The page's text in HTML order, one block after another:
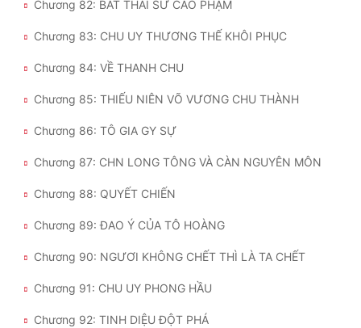
Chương 82: BẮT THÁI SƯ CAO PHẠM
Chương 83: CHU UY THƯƠNG THẾ KHÔI PHỤC
Chương 84: VỀ THANH CHU
Chương 85: THIẾU NIÊN VÕ VƯƠNG CHU THÀNH
Chương 86: TÔ GIA GY SỰ
Chương 87: CHN LONG TÔNG VÀ CÀN NGUYÊN MÔN
Chương 88: QUYẾT CHIẾN
Chương 89: ĐAO Ý CỦA TÔ HOÀNG
Chương 90: NGƯƠI KHÔNG CHẾT THÌ LÀ TA CHẾT
Chương 91: CHU UY PHONG HẦU
Chương 92: TINH DIỆU ĐỘT PHÁ